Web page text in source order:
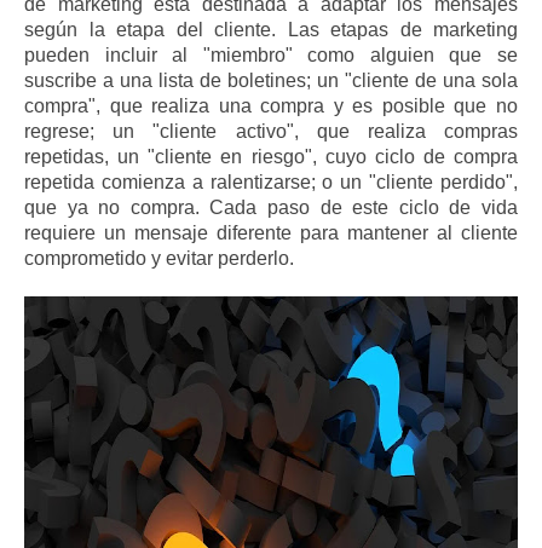
de marketing está destinada a adaptar los mensajes
según la etapa del cliente. Las etapas de marketing
pueden incluir al "miembro" como alguien que se
suscribe a una lista de boletines; un "cliente de una sola
compra", que realiza una compra y es posible que no
regrese; un "cliente activo", que realiza compras
repetidas, un "cliente en riesgo", cuyo ciclo de compra
repetida comienza a ralentizarse; o un "cliente perdido",
que ya no compra. Cada paso de este ciclo de vida
requiere un mensaje diferente para mantener al cliente
comprometido y evitar perderlo.